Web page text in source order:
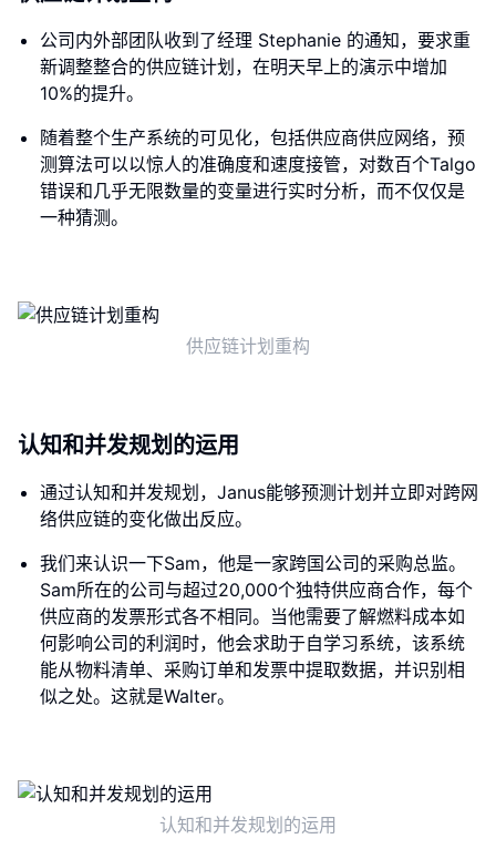
公司内外部团队收到了经理 Stephanie 的通知，要求重
新调整整合的供应链计划，在明天早上的演示中增加
10%的提升。
随着整个生产系统的可见化，包括供应商供应网络，预
测算法可以以惊人的准确度和速度接管，对数百个Talgo
错误和几乎无限数量的变量进行实时分析，而不仅仅是
一种猜测。
供应链计划重构
认知和并发规划的运用
通过认知和并发规划，Janus能够预测计划并立即对跨网
络供应链的变化做出反应。
我们来认识一下Sam，他是一家跨国公司的采购总监。
Sam所在的公司与超过20,000个独特供应商合作，每个
供应商的发票形式各不相同。当他需要了解燃料成本如
何影响公司的利润时，他会求助于自学习系统，该系统
能从物料清单、采购订单和发票中提取数据，并识别相
似之处。这就是Walter。
认知和并发规划的运用